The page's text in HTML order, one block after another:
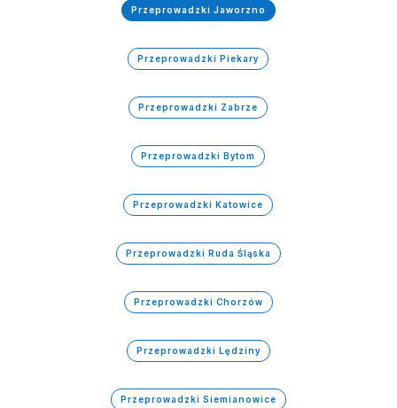
Przeprowadzki Jaworzno
Przeprowadzki Piekary
Przeprowadzki Zabrze
Przeprowadzki Bytom
Przeprowadzki Katowice
Przeprowadzki Ruda Śląska
Przeprowadzki Chorzów
Przeprowadzki Lędziny
Przeprowadzki Siemianowice